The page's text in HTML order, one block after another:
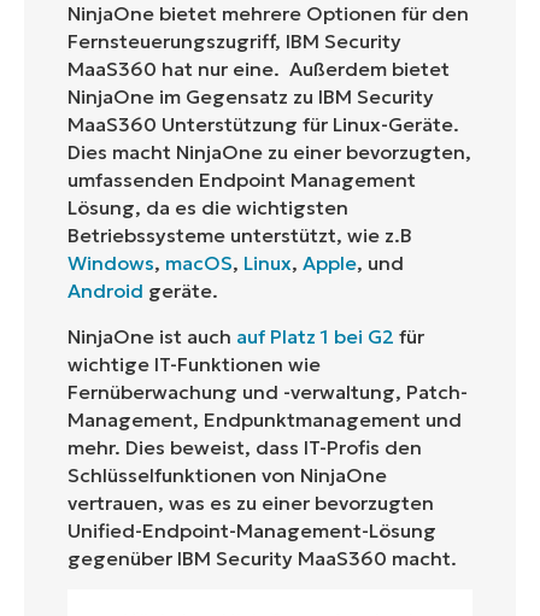
NinjaOne bietet mehrere Optionen für den
Fernsteuerungszugriff, IBM Security
MaaS360 hat nur eine. Außerdem bietet
NinjaOne im Gegensatz zu IBM Security
MaaS360 Unterstützung für Linux-Geräte.
Dies macht NinjaOne zu einer bevorzugten,
umfassenden Endpoint Management
Lösung, da es die wichtigsten
Betriebssysteme unterstützt, wie z.B
Windows, macOS, Linux, Apple, und
Android geräte.
NinjaOne ist auch auf Platz 1 bei G2 für
wichtige IT-Funktionen wie
Fernüberwachung und -verwaltung, Patch-
Management, Endpunktmanagement und
mehr. Dies beweist, dass IT-Profis den
Schlüsselfunktionen von NinjaOne
vertrauen, was es zu einer bevorzugten
Unified-Endpoint-Management-Lösung
gegenüber IBM Security MaaS360 macht.